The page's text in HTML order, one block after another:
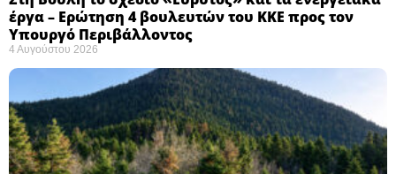
έργα – Ερώτηση 4 βουλευτών του ΚΚΕ προς τον
Υπουργό Περιβάλλοντος
4 Αυγούστου 2026